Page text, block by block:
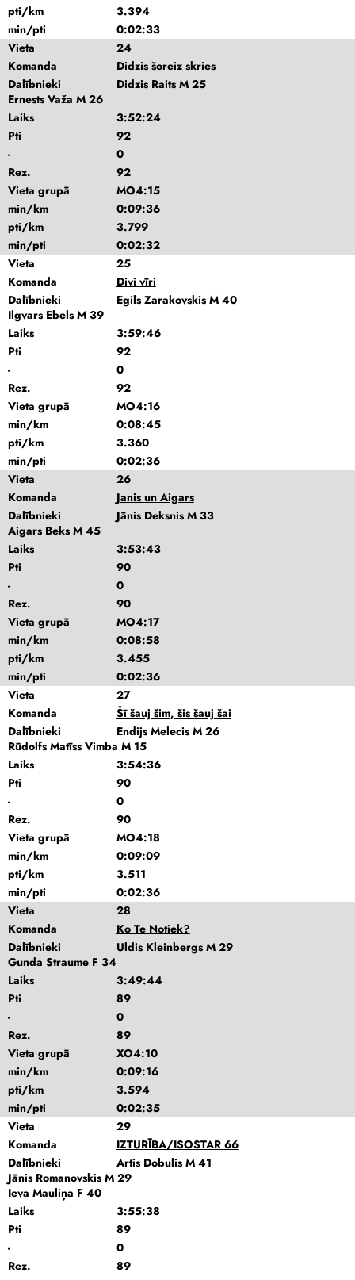
pti/km
3.394
min/pti
0:02:33
Vieta
24
Komanda
Didzis šoreiz skries
Dalībnieki
Didzis Raits M 25
Ernests Važa M 26
Laiks
3:52:24
Pti
92
-
0
Rez.
92
Vieta grupā
MO4:15
min/km
0:09:36
pti/km
3.799
min/pti
0:02:32
Vieta
25
Komanda
Divi vīri
Dalībnieki
Egils Zarakovskis M 40
Ilgvars Ebels M 39
Laiks
3:59:46
Pti
92
-
0
Rez.
92
Vieta grupā
MO4:16
min/km
0:08:45
pti/km
3.360
min/pti
0:02:36
Vieta
26
Komanda
Janis un Aigars
Dalībnieki
Jānis Deksnis M 33
Aigars Beks M 45
Laiks
3:53:43
Pti
90
-
0
Rez.
90
Vieta grupā
MO4:17
min/km
0:08:58
pti/km
3.455
min/pti
0:02:36
Vieta
27
Komanda
Šī šauj šim, šis šauj šai
Dalībnieki
Endijs Melecis M 26
Rūdolfs Matīss Vimba M 15
Laiks
3:54:36
Pti
90
-
0
Rez.
90
Vieta grupā
MO4:18
min/km
0:09:09
pti/km
3.511
min/pti
0:02:36
Vieta
28
Komanda
Ko Te Notiek?
Dalībnieki
Uldis Kleinbergs M 29
Gunda Straume F 34
Laiks
3:49:44
Pti
89
-
0
Rez.
89
Vieta grupā
XO4:10
min/km
0:09:16
pti/km
3.594
min/pti
0:02:35
Vieta
29
Komanda
IZTURĪBA/ISOSTAR 66
Dalībnieki
Artis Dobulis M 41
Jānis Romanovskis M 29
Ieva Mauliņa F 40
Laiks
3:55:38
Pti
89
-
0
Rez.
89